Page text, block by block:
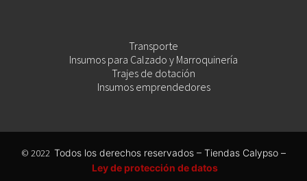
Transporte
Insumos para Calzado y Marroquinería
Trajes de dotación
Insumos emprendedores
© 2022 Todos los derechos reservados – Tiendas Calypso –
Ley de protección de datos